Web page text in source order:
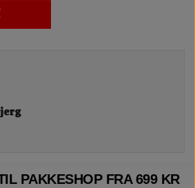
PAKKESHOP FRA 699 KR